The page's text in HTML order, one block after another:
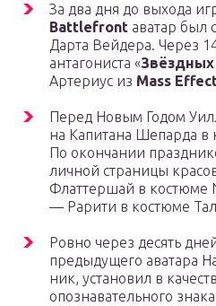
За два дня до выхода
Battlefront аватар был
Дарта Вейдера. Через
антагониста «Звёздных
Артериус из Mass
Перед Новым Годом
на Капитана Шепарда
По окончании
личной страницы
Флаттершай в костюме
— Рарити в костюме
Ровно через десять
предыдущего аватара
ник, установил в
опознавательного